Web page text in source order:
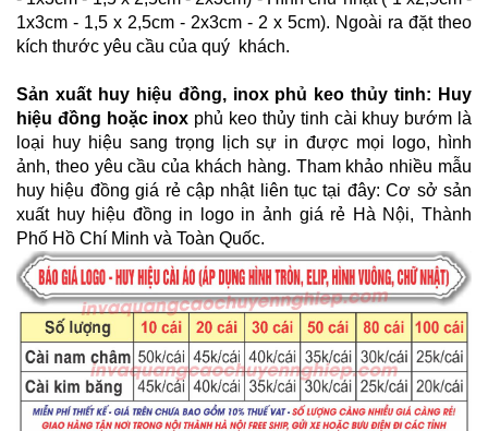
1x3cm - 1,5 x 2,5cm - 2x3cm - 2 x 5cm). Ngoài ra đặt theo
kích thước yêu cầu của quý khách.
Sản xuất huy hiệu đồng, inox phủ keo thủy tinh: Huy
hiệu đồng hoặc inox phủ keo thủy tinh cài khuy bướm là
loại huy hiệu sang trọng lịch sự in được mọi logo, hình
ảnh, theo yêu cầu của khách hàng. Tham khảo nhiều mẫu
huy hiệu đồng giá rẻ cập nhật liên tục tại đây: Cơ sở sản
xuất huy hiệu đồng in logo in ảnh giá rẻ Hà Nội, Thành
Phố Hồ Chí Minh và Toàn Quốc.